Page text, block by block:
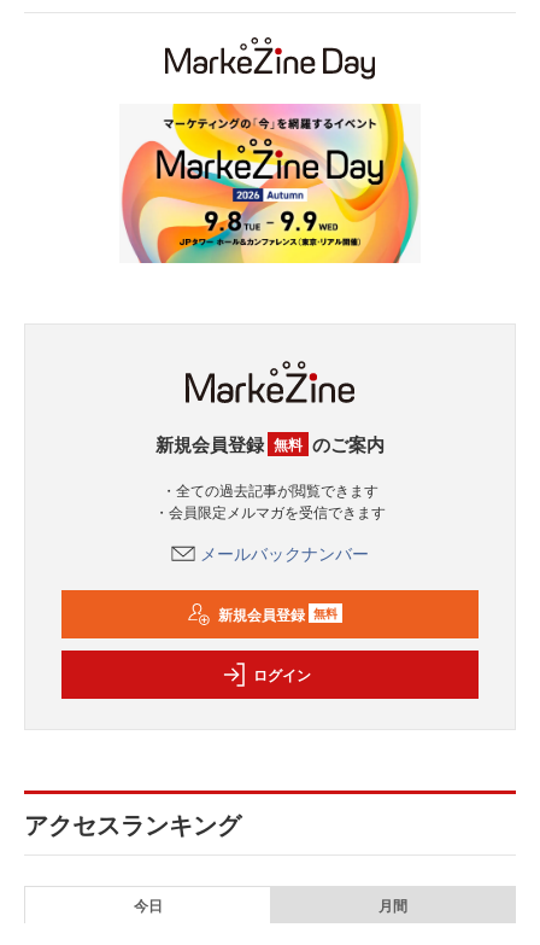
新規会員登録 無料 のご案内
・全ての過去記事が閲覧できます
・会員限定メルマガを受信できます
メールバックナンバー
新規会員登録 無料
ログイン
アクセスランキング
今日 月間